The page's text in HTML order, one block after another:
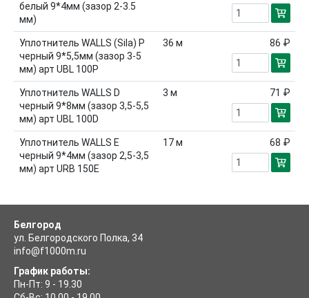
белый 9*4мм (зазор 2-3.5
мм)
Уплотнитель WALLS (Sila) P
черный 9*5,5мм (зазор 3-5
мм) арт UBL 100P
36 м 86 ₽
Уплотнитель WALLS D
черный 9*8мм (зазор 3,5-5,5
мм) арт UBL 100D
3 м 71 ₽
Уплотнитель WALLS E
черный 9*4мм (зазор 2,5-3,5
мм) арт URB 150E
17м 68 ₽
Белгород
ул. Белгородского Полка, 34
info@f1000m.ru
График работы:
Пн-Пт: 9 - 19.30